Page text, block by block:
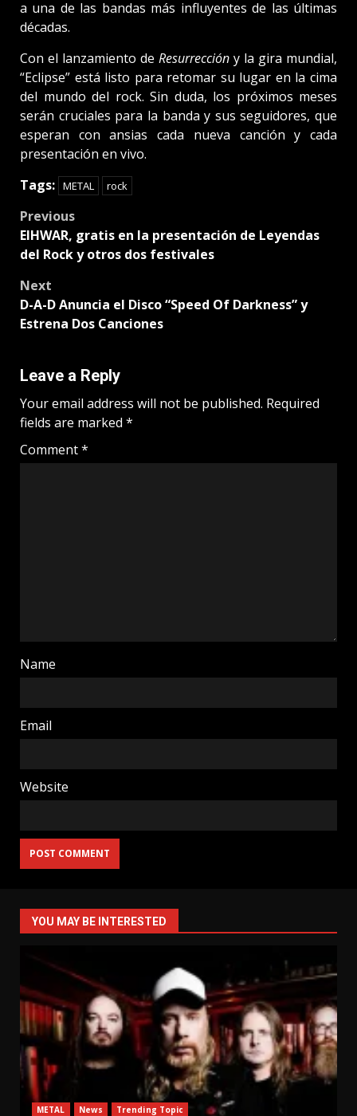
a una de las bandas más influyentes de las últimas
décadas.
Con el lanzamiento de Resurrección y la gira mundial,
“Eclipse” está listo para retomar su lugar en la cima
del mundo del rock. Sin duda, los próximos meses
serán cruciales para la banda y sus seguidores, que
esperan con ansias cada nueva canción y cada
presentación en vivo.
Tags: METAL rock
Post
navigation
Previous
EIHWAR, gratis en la presentación de Leyendas
del Rock y otros dos festivales
Next
D-A-D Anuncia el Disco “Speed Of Darkness” y
Estrena Dos Canciones
Leave a Reply
Your email address will not be published. Required
fields are marked *
Comment*
Name
Email
Website
YOU MAY BE INTERESTED
METAL News Trending Topic